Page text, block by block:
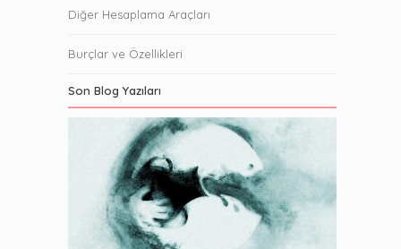
Diğer Hesaplama Araçları
Burçlar ve Özellikleri
Son Blog Yazıları